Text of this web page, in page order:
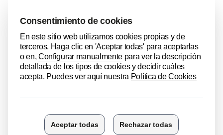
WEROI
Duración: 1 hora 30 minutos